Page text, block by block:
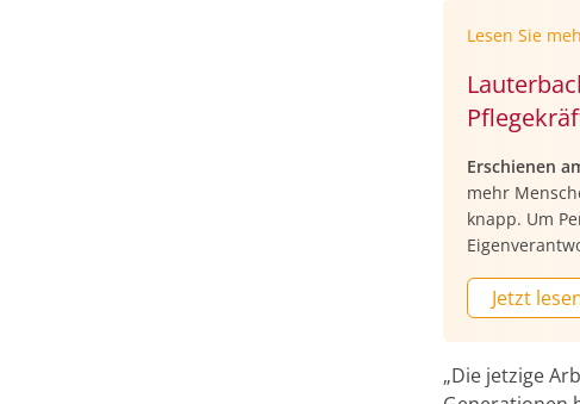
Lesen Sie
Erschienen
mehr
knapp. Um
Jetzt
„Die jetzige